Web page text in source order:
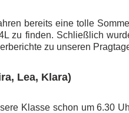
bereits eine tolle
zu finden. Schließlich
zu unseren
Lea, Klara)
Klasse schon um 6.30